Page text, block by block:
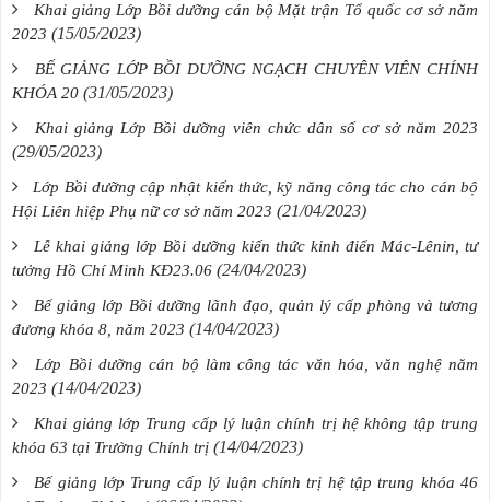
Khai giảng Lớp Bồi dưỡng cán bộ Mặt trận Tổ quốc cơ sở năm
2023 (15/05/2023)
BẾ GIẢNG LỚP BỒI DƯỠNG NGẠCH CHUYÊN VIÊN CHÍNH
KHÓA 20 (31/05/2023)
Khai giảng Lớp Bồi dưỡng viên chức dân số cơ sở năm 2023
(29/05/2023)
Lớp Bồi dưỡng cập nhật kiến thức, kỹ năng công tác cho cán bộ
Hội Liên hiệp Phụ nữ cơ sở năm 2023 (21/04/2023)
Lễ khai giảng lớp Bồi dưỡng kiến thức kinh điển Mác-Lênin, tư
tưởng Hồ Chí Minh KĐ23.06 (24/04/2023)
Bế giảng lớp Bồi dưỡng lãnh đạo, quản lý cấp phòng và tương
đương khóa 8, năm 2023 (14/04/2023)
Lớp Bồi dưỡng cán bộ làm công tác văn hóa, văn nghệ năm
2023 (14/04/2023)
Khai giảng lớp Trung cấp lý luận chính trị hệ không tập trung
khóa 63 tại Trường Chính trị (14/04/2023)
Bế giảng lớp Trung cấp lý luận chính trị hệ tập trung khóa 46